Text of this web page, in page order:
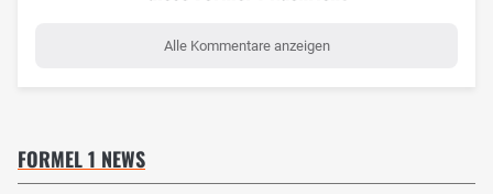
Alle Kommentare anzeigen
FORMEL 1 NEWS